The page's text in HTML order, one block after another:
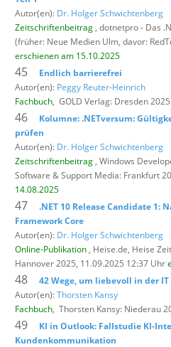
Autor(en): Dr. Holger Schwichtenberg
Zeitschriftenbeitrag , dotnetpro - Das
(früher: Neue Medien Ulm, davor:
erschienen am 15.10.2025
45
Endlich barrierefrei
Autor(en): Peggy Reuter-Heinrich
Fachbuch, GOLD Verlag: Dresden 2025
46
Kolumne: .NETversum:
prüfen
Autor(en): Dr. Holger Schwichtenberg
Zeitschriftenbeitrag , Windows
Software & Support Media: Frankfurt
14.08.2025
47
.NET 10 Release Candidate 1:
Framework Core
Autor(en): Dr. Holger Schwichtenberg
Online-Publikation , Heise.de, Heise
Hannover 2025, 11.09.2025 12:37 Uhr
48
42 Wege, um liebevoll in der
Autor(en):Thorsten Kansy
Fachbuch, Thorsten Kansy: Niederau
49
KI in Outlook: Fallstudie KI-
Kundenkommunikation